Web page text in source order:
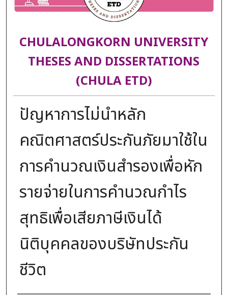
CHULALONGKORN UNIVERSITY
THESES AND DISSERTATIONS
(CHULA ETD)
ปัญหาการไม่นำหลัก
คณิตศาสตร์ประกันภัยมาใช้ใน
การคำนวณเงินสำรองเพื่อหัก
รายจ่ายในการคำนวณกำไร
สุทธิเพื่อเสียภาษีเงินได้
นิติบุคคลของบริษัทประกัน
ชีวิต